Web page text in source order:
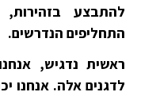
להתבצע
התחליפים הנדרשים.
ראשית נדגיש,
לדגנים אלה. אנחנו